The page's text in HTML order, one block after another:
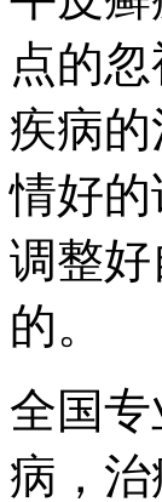
点的
疾病
情好
调整
的。
全国
病，